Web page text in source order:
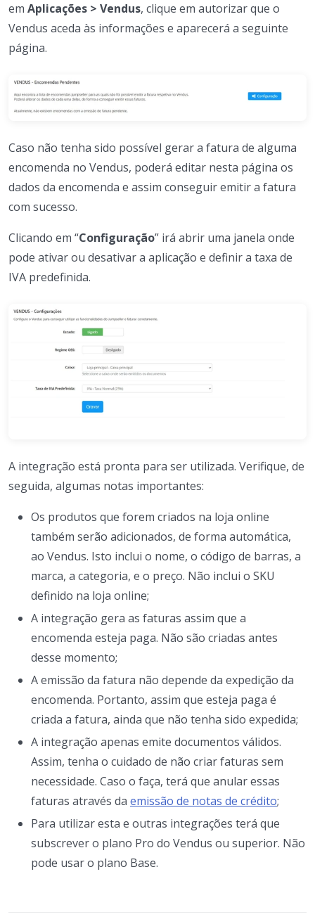
em Aplicações > Vendus, clique em autorizar que o
Vendus aceda às informações e aparecerá a seguinte
página.
Caso não tenha sido possível gerar a fatura de alguma
encomenda no Vendus, poderá editar nesta página os
dados da encomenda e assim conseguir emitir a fatura
com sucesso.
Clicando em “Configuração” irá abrir uma janela onde
pode ativar ou desativar a aplicação e definir a taxa de
IVA predefinida.
A integração está pronta para ser utilizada. Verifique, de
seguida, algumas notas importantes:
Os produtos que forem criados na loja online
também serão adicionados, de forma automática,
ao Vendus. Isto inclui o nome, o código de barras, a
marca, a categoria, e o preço. Não inclui o SKU
definido na loja online;
A integração gera as faturas assim que a
encomenda esteja paga. Não são criadas antes
desse momento;
A emissão da fatura não depende da expedição da
encomenda. Portanto, assim que esteja paga é
criada a fatura, ainda que não tenha sido expedida;
A integração apenas emite documentos válidos.
Assim, tenha o cuidado de não criar faturas sem
necessidade. Caso o faça, terá que anular essas
faturas através da emissão de notas de crédito;
Para utilizar esta e outras integrações terá que
subscrever o plano Pro do Vendus ou superior. Não
pode usar o plano Base.